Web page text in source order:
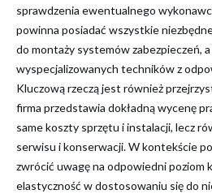
sprawdzenia ewentualnego
powinna posiadać wszystkie
do montaży systemów zabezpieczeń,
wyspecjalizowanych techników z
Kluczową rzeczą jest również
firma przedstawia dokładną wycenę
same koszty sprzętu i instalacji, lecz
serwisu i konserwacji. W kontekście
zwrócić uwagę na odpowiedni poziom
elastyczność w dostosowaniu się do